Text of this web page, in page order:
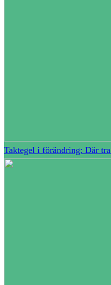
Taktegel i förändring: Där